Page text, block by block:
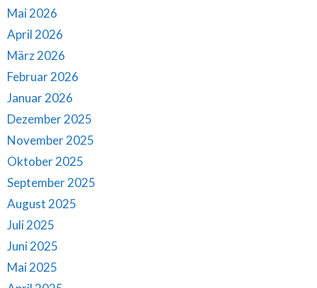
Mai 2026
April 2026
März 2026
Februar 2026
Januar 2026
Dezember 2025
November 2025
Oktober 2025
September 2025
August 2025
Juli 2025
Juni 2025
Mai 2025